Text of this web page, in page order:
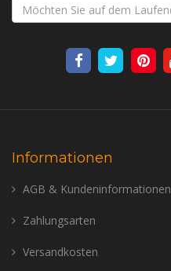
Informationen
AGB & Kundeninformationen
Zahlungsarten
Versandkosten